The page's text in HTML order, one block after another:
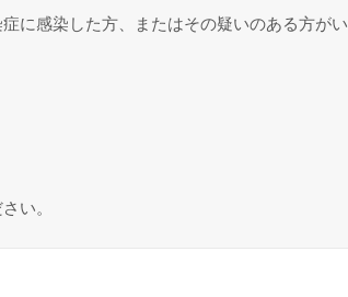
に感染した方、またはその疑いのある方がい
い。